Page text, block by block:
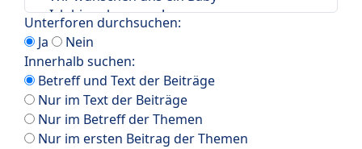
Unterforen durchsuchen:
Ja
Nein
Innerhalb suchen:
Betreff und Text der Beiträge
Nur im Text der Beiträge
Nur im Betreff der Themen
Nur im ersten Beitrag der Themen